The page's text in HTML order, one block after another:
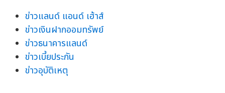
ข่าวแลนด์ แอนด์ เฮ้าส์
ข่าวเงินฝากออมทรัพย์
ข่าวธนาคารแลนด์
ข่าวเบี้ยประกัน
ข่าวอุบัติเหตุ